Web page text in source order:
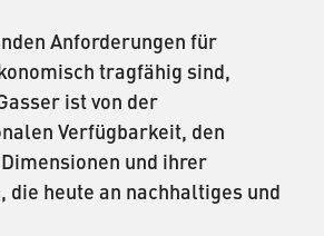
Anforderungen für
tragfähig sind,
ist von der
Verfügbarkeit, den
und ihrer
heute an nachhaltiges und